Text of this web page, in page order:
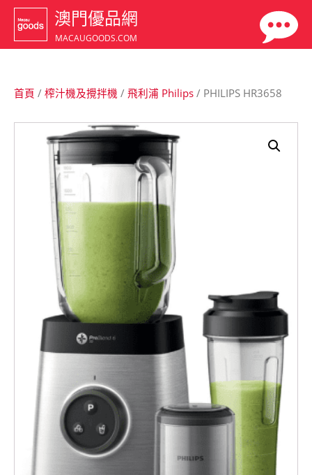
澳門優品網
MACAUGOODS.COM
首頁 / 榨汁機及攪拌機 / 飛利浦 Philips / PHILIPS HR3658